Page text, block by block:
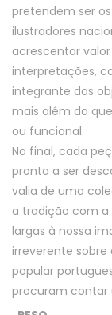
pretendem ser
ilustradores
acrescentar
interpretações,
integrante dos
mais além do
ou funcional.
No final, cada
pronta a ser
valia de uma
a tradição com a
largas à nossa
irreverente
popular
procuram contar